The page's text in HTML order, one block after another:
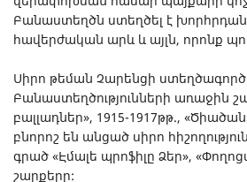
Բանաստեղծն ստեղծել է
հավերժական արև և այլն, որոնք
Սիրո թեման Չարենցի
Բանաստեղծությունների առաջին
բալլադներ», 1915-1917թթ.,
բնորոշ են անցած սիրո
գրած «Էմալե պրոֆիլը Ձեր»,
շարքերը: